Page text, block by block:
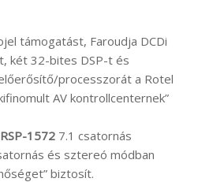
támogatást, Faroudja DCDi
két 32-bites DSP-t és
processzorát a Rotel
AV kontrollcenternek”
RSP-1572 7.1 csatornás
és sztereó módban
biztosít.